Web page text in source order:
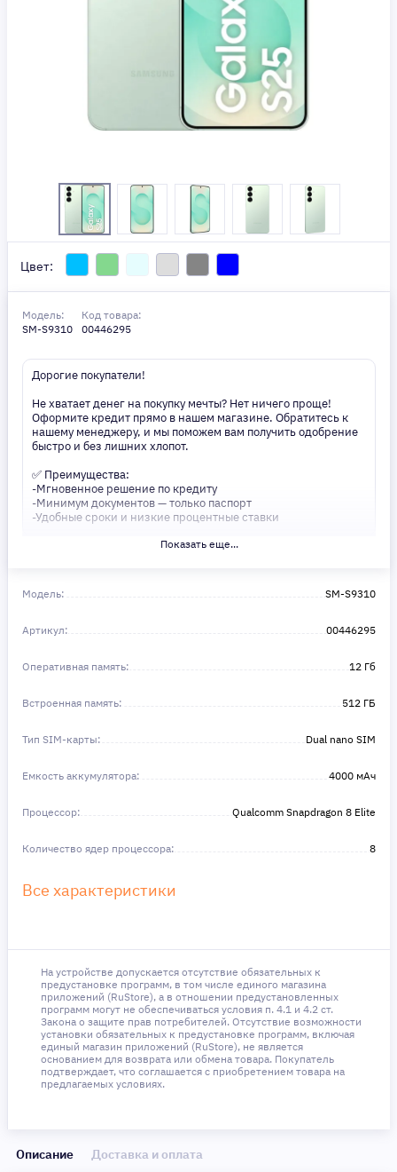
Цвет:
Модель:
SM-S9310
Код товара:
00446295
Дорогие покупатели!
Не хватает денег на покупку мечты? Нет ничего проще!
Оформите кредит прямо в нашем магазине. Обратитесь к
нашему менеджеру, и мы поможем вам получить одобрение
быстро и без лишних хлопот.
✅ Преимущества:
-Мгновенное решение по кредиту
-Минимум документов — только паспорт
-Удобные сроки и низкие процентные ставки
Не откладывайте свои желания на потом! Получите то, что
Показать еще...
Модель: SM-S9310
Артикул: 00446295
Оперативная память: 12 Гб
Встроенная память: 512 ГБ
Тип SIM-карты: Dual nano SIM
Емкость аккумулятора: 4000 мAч
Процессор: Qualcomm Snapdragon 8 Elite
Количество ядер процессора: 8
Все характеристики
На устройстве допускается отсутствие обязательных к
предустановке программ, в том числе единого магазина
приложений (RuStore), а в отношении предустановленных
программ могут не обеспечиваться условия п. 4.1 и 4.2 ст.
Закона о защите прав потребителей. Отсутствие возможности
установки обязательных к предустановке программ, включая
единый магазин приложений (RuStore), не является
основанием для возврата или обмена товара. Покупатель
подтверждает, что соглашается с приобретением товара на
предлагаемых условиях.
Описание Доставка и оплата